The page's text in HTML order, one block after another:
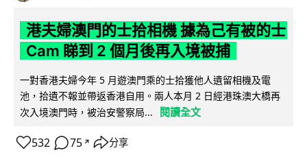
港夫婦澳門的士拾相機 據為己有被的士
Cam 睇到 2 個月後再入境被捕
一對香港夫婦今年 5 月遊澳門乘的士拾獲他人遺留相機及電
池，拾遺不報並帶返香港自用。兩人本月 2 日經港珠澳大橋再
次入境澳門時，被治安警察局...
閱讀全文
532 75 ↗ 分享